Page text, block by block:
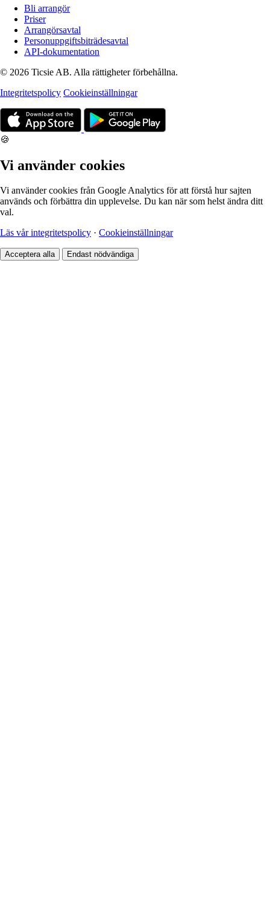
Bli arrangör
Priser
Arrangörsavtal
Personuppgiftsbiträdesavtal
API-dokumentation
© 2026 Ticsie AB. Alla rättigheter förbehållna.
Integritetspolicy Cookieinställningar
🍪
Vi använder cookies
Vi använder cookies från Google Analytics för att förstå hur sajten
används och förbättra din upplevelse. Du kan när som helst ändra ditt
val.
Läs vår integritetspolicy · Cookieinställningar
Acceptera alla Endast nödvändiga